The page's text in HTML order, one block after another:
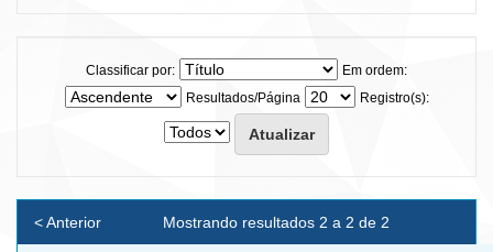
Classificar por:
Em ordem:
Resultados/Página
Registro(s):
Mostrando resultados 2 a 2 de 2
< Anterior